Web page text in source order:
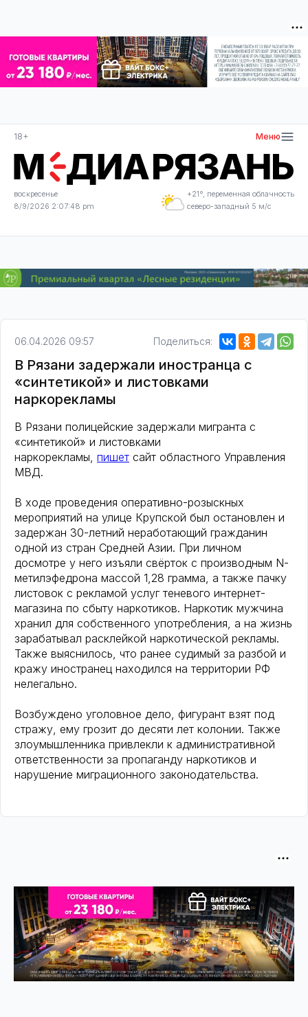
18+ Меню
воскресенье
8/9/2026 2:07:48 pm
+21°, переменная облачность
северо-западный 5 м/с
06.04.2026 09:57 Поделиться:
В Рязани задержали иностранца с
«синтетикой» и листовками
наркорекламы
В Рязани полицейские задержали мигранта с
«синтетикой» и листовками
наркорекламы, пишет сайт областного Управления
МВД.
В ходе проведения оперативно-розыскных
мероприятий на улице Крупской был остановлен и
задержан 30-летний неработающий гражданин
одной из стран Средней Азии. При личном
досмотре у него изъяли свёрток с производным N-
метилэфедрона массой 1,28 грамма, а также пачку
листовок с рекламой услуг теневого интернет-
магазина по сбыту наркотиков. Наркотик мужчина
хранил для собственного употребления, а на жизнь
зарабатывал расклейкой наркотической рекламы.
Также выяснилось, что ранее судимый за разбой и
кражу иностранец находился на территории РФ
нелегально.
Возбуждено уголовное дело, фигурант взят под
стражу, ему грозит до десяти лет колонии. Также
злоумышленника привлекли к административной
ответственности за пропаганду наркотиков и
нарушение миграционного законодательства.